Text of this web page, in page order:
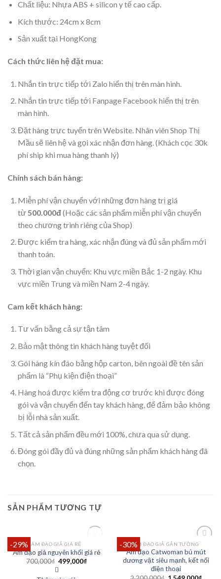
Chất liệu: Nhựa ABS + silicon y tế cao cấp.
Kích thước: 24cm x 8cm
Sản xuất tại HongKong
Cách thức liên hệ đặt mua:
Nhắn tin trực tiếp tới Zalo hiển thị trên màn hình.
Nhắn tin trực tiếp tới Fanpage Facebook hiển thị trên
màn hình.
Đặt hàng trực tuyến trên Website. Nhân viên Shop Thị
Mầu sẽ liên hệ và gọi xác nhận đơn hàng. (Khách cọc 30k
phí ship khi mua hàng thanh lý)
Chính sách bán hàng:
Miễn phí vận chuyển với những đơn hàng trị giá
từ 500.000đ(Hoặc các sản phẩm miễn phí vận chuyển
theo chương trình riêng của Shop)
Được kiểm tra hàng, xác nhận đúng và đủ sản phẩm mới
thanh toán.
Thời gian vận chuyển: Khu vực miền Bắc 1-2 ngày. Khu
vực miền Trung và miền Nam 2-4 ngày.
Cam kết khách hàng:
Tư vấn bằng cả sự tận tâm
Bảo mật thông tin khách hàng tuyệt đối
Gói hàng kín đáo bằng hộp carton, bên ngoài đề tên sản
phẩm là “Phụ kiện điện thoại”
Hàng hoá được kiểm tra động cơ trước khi được đóng
gói và vận chuyển đến tay khách hàng, để đảm bảo không
bị lỗi nhà sản xuất.
Tất cả sản phẩm đều mới 100%, chưa qua sử dụng.
Đóng gói đầy đủ và đúng những sản phẩm khách hàng đã
chọn.
SẢN PHẨM TƯƠNG TỰ
-29% HẾT HÀNG
ÂM ĐẠO GIẢ GIÁ RẺ
Âm đạo giả nguyên khối giá rẻ
700,000₫ 499,000₫
-30%ÂM ĐẠO GIẢ GẮN TƯỜNG
Âm đạo Catwoman bú mút
dương vật siêu mạnh, kết nối
điện thoại